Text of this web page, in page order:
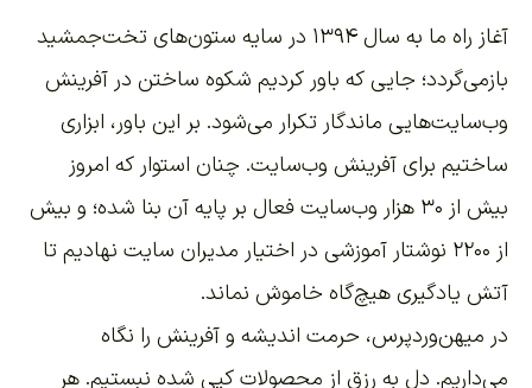
آغاز راه ما به سال ۱۳۹۴ در سایه ستون‌های تخت‌جمشید
بازمی‌گردد؛ جایی که باور کردیم شکوه ساختن در آفرینش
وب‌سایت‌هایی ماندگار تکرار می‌شود. بر این باور، ابزاری
ساختیم برای آفرینش وب‌سایت. چنان استوار که امروز
بیش از ۳۰ هزار وب‌سایت فعال بر پایه آن بنا شده؛ و بیش
از ۲۲۰۰
نوشتار آموزشی در اختیار مدیران سایت نهادیم تا
آتش یادگیری هیچ‌گاه خاموش نماند.
در میهن‌وردپرس، حرمت اندیشه و آفرینش را نگاه
می‌داریم. دل به رزق از محصولات کپی شده نبستیم. هر